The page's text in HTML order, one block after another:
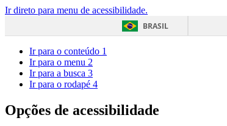
Ir direto para menu de acessibilidade.
BRASIL
Ir para o conteúdo 1
Ir para o menu 2
Ir para a busca 3
Ir para o rodapé 4
Opções de acessibilidade